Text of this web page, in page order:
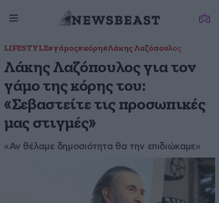
LIFESTYLE#γάμος#κόρη#Λάκης Λαζόπουλος
Λάκης Λαζόπουλος για τον
γάμο της κόρης του:
«Σεβαστείτε τις προσωπικές
μας στιγμές»
«Αν θέλαμε δημοσιότητα θα την επιδιώκαμε»